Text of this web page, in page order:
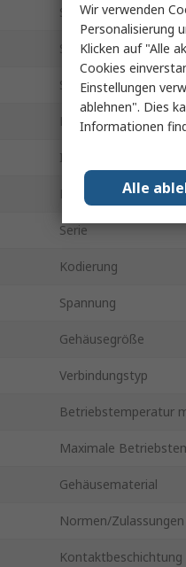
Stromstärke
Steckergröße
Stecker / Buchse
Kontakt Gender
IP-Schutzart
Montageausrichtung
Serie
Kodierung
Spannung
Gehäusegröße
Verbindungstyp
Betriebstemperatur
Maximale
Gehäusematerial
Normen/Zulassungen
Kontaktbeschichtung
Wir verwenden
Personalisierung
Klicken auf "Alle
Cookies
Einstellungen
ablehnen". Dies
Informationen
Alle